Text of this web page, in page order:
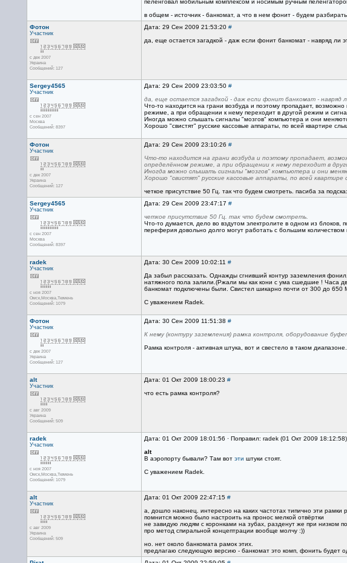
пеленговал мобильным комплексом и носимым ручным
в общем - источник - банкомат, а что в нем фонит - будем
Фотон
Участник
с дек 2007
Украина
Сообщений: 127
Дата: 29 Сен 2009 21:53:20 #
да, еще остается загадкой - даж если фонит банкомат - навряд ли
Sergey4565
Участник
с сен 2007
Москва
Сообщений: 8397
Дата: 29 Сен 2009 23:03:50 #
да, еще остается загадкой - даж если фонит банкомат -
Что-то находится на грани возбуда и поэтому пропадает,
режиме, а при обращении к нему переходит в другой режим и
Иногда можно слышать сигналы "мозгов" компьютера и они
Хорошо "свистят" русские кассовые аппараты, по всей квартире
Фотон
Участник
с дек 2007
Украина
Сообщений: 127
Дата: 29 Сен 2009 23:10:26 #
Что-то находится на грани возбуда и поэтому пропадает,
определённом режиме, а при обращении к нему переходит в
Иногда можно слышать сигналы "мозгов" компьютера и они
Хорошо "свистят" русские кассовые аппараты, по всей
четкое присутствие 50 Гц. так что будем смотреть. пасиба за
Sergey4565
Участник
с сен 2007
Москва
Сообщений: 8397
Дата: 29 Сен 2009 23:47:17 #
четкое присутствие 50 Гц. так что будем смотреть.
Что-то думается, дело во вздутом электролите в одном из блоков,
переферия довольно долго могут работать с большим количеством
radek
Участник
с ноя 2007
Омск,Москва,Тюмень
Сообщений: 1079
Дата: 30 Сен 2009 10:02:11 #
Да забыл рассказать. Однажды сгнивший контур заземления
натяжного пола залили.(Ржали мы как кони с ума сшедшие ! Часа
банкомат подключены были. Свистел шикарно почти от 300 до 650
С уважением Radek.
Фотон
Участник
с дек 2007
Украина
Сообщений: 127
Дата: 30 Сен 2009 11:51:38 #
К нему (контуру заземления) рамка контроля, оборудование
Рамка контроля - активная штука, вот и свестело в таком
alt
Участник
с авг 2009
Украина
Сообщений: 509
Дата: 01 Окт 2009 18:00:23 #
что есть рамка контроля?
radek
Участник
с ноя 2007
Омск,Москва,Тюмень
Сообщений: 1079
Дата: 01 Окт 2009 18:01:56 · Поправил: radek (01 Окт 2009 18:12:58)
alt
В аэропорту бывали? Там вот эти штуки стоят.
С уважением Radek.
alt
Участник
с авг 2009
Украина
Сообщений: 509
Дата: 01 Окт 2009 22:47:15 #
а, дошло наконец. интересно на каких частотах типично эти рамки
помнится можно было настроить на пронос мелкой отвёртки
не завидую людям с коронками на зубах, разденут же при низком
про метод спиральной концептрации вообще молчу :))
но. нет около банкомата рамок этих.
предлагаю следующую версию - банкомат это комп, фонить будет